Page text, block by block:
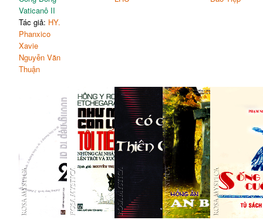
Vaticanô II
Tác giả: HY.
Phanxico
Xavie
Nguyễn Văn
Thuận